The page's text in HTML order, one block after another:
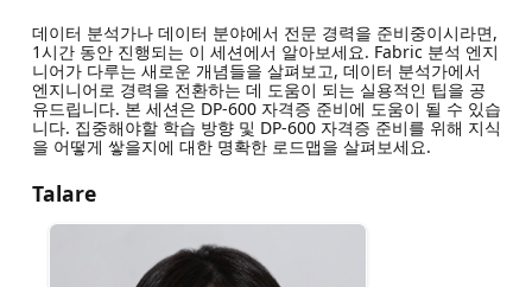
데이터 분석가나 데이터 분야에서 전문 경력을 준비중이시라면,
1시간 동안 진행되는 이 세션에서 알아보세요. Fabric 분석 엔지
니어가 다루는 새로운 개념들을 살펴보고, 데이터 분석가에서
엔지니어로 경력을 전환하는 데 도움이 되는 실용적인 팁을 공
유드립니다. 본 세션은 DP-600 자격증 준비에 도움이 될 수 있습
니다. 집중해야할 학습 방향 및 DP-600 자격증 준비를 위해 지식
을 어떻게 쌓을지에 대한 명확한 로드맵을 살펴보세요.
Talare